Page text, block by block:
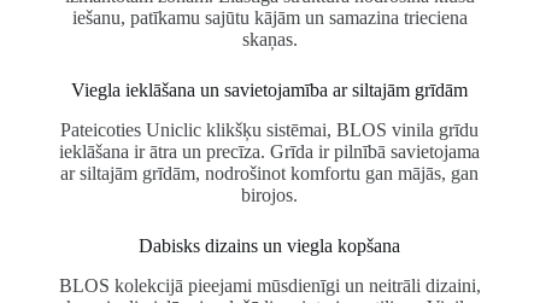
iešanu, patīkamu sajūtu kājām un samazina trieciena
skaņas.
Viegla ieklāšana un savietojamība ar siltajām grīdām
Pateicoties Uniclic klikšķu sistēmai, BLOS vinila grīdu
ieklāšana ir ātra un precīza. Grīda ir pilnībā savietojama
ar siltajām grīdām, nodrošinot komfortu gan mājās, gan
birojos.
Dabisks dizains un viegla kopšana
BLOS kolekcijā pieejami mūsdienīgi un neitrāli dizaini,